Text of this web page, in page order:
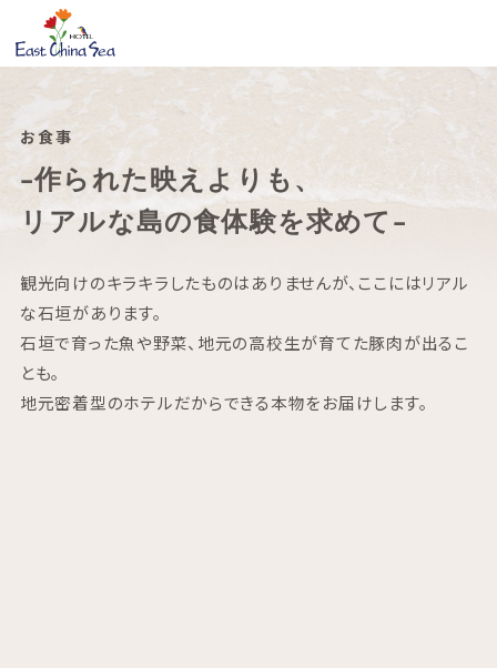
お食事
-作られた映えよりも、
リアルな島の食体験を求めて-
観光向けのキラキラしたものはありませんが、 ここにはリアル
な石垣があります。
石垣で育った魚や野菜、地元の高校生が育てた豚肉が出るこ
とも。
地元密着型のホテルだからできる本物をお届けします。